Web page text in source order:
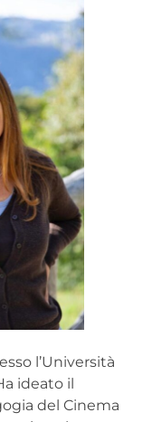
l’Università
ideato il
del Cinema